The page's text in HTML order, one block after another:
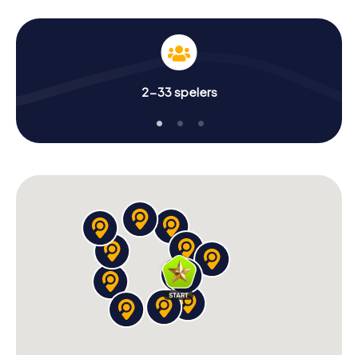
2-33 spelers